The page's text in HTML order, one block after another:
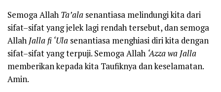
Semoga Allah Ta’ala senantiasa melindungi kita dari
sifat–sifat yang jelek lagi rendah tersebut, dan semoga
Allah Jalla fi ‘Ula senantiasa menghiasi diri kita dengan
sifat–sifat yang terpuji. Semoga Allah ‘Azza wa Jalla
memberikan kepada kita Taufiknya dan keselamatan.
Amin.